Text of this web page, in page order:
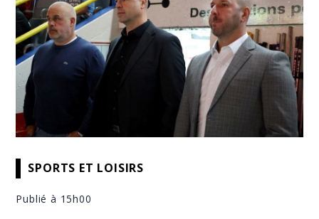
SPORTS ET LOISIRS
Publié à 15h00